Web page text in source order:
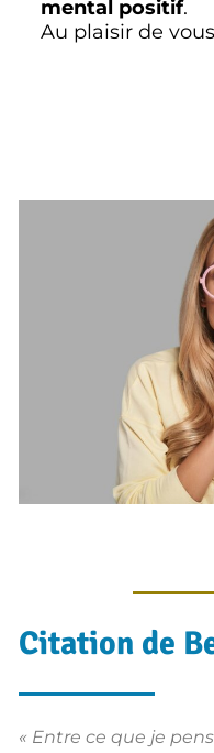
mental positif.
Au plaisir de
Citation de
« Entre ce que je